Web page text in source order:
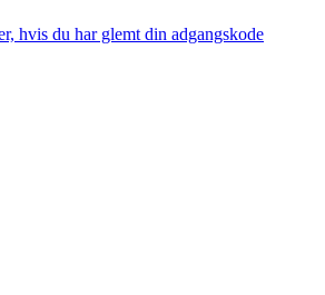
hvis du har glemt din adgangskode